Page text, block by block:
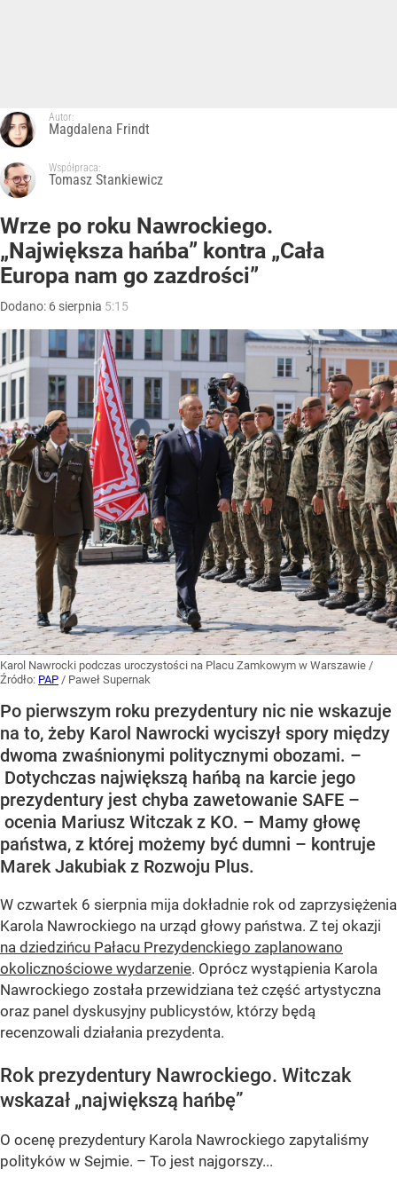
Autor:
Magdalena Frindt
Współpraca:
Tomasz Stankiewicz
Wrze po roku Nawrockiego.
„Największa hańba” kontra „Cała
Europa nam go zazdrości”
Dodano: 6 sierpnia 5:15
Karol Nawrocki podczas uroczystości na Placu Zamkowym w Warszawie /
Źródło: PAP / Paweł Supernak
Po pierwszym roku prezydentury nic nie wskazuje
na to, żeby Karol Nawrocki wyciszył spory między
dwoma zwaśnionymi politycznymi obozami. –
Dotychczas największą hańbą na karcie jego
prezydentury jest chyba zawetowanie SAFE –
ocenia Mariusz Witczak z KO. – Mamy głowę
państwa, z której możemy być dumni – kontruje
Marek Jakubiak z Rozwoju Plus.
W czwartek 6 sierpnia mija dokładnie rok od zaprzysiężenia
Karola Nawrockiego na urząd głowy państwa. Z tej okazji
na dziedzińcu Pałacu Prezydenckiego zaplanowano
okolicznościowe wydarzenie. Oprócz wystąpienia Karola
Nawrockiego została przewidziana też część artystyczna
oraz panel dyskusyjny publicystów, którzy będą
recenzowali działania prezydenta.
Rok prezydentury Nawrockiego. Witczak
wskazał „największą hańbę”
O ocenę prezydentury Karola Nawrockiego zapytaliśmy
polityków w Sejmie. – To jest najgorszy...